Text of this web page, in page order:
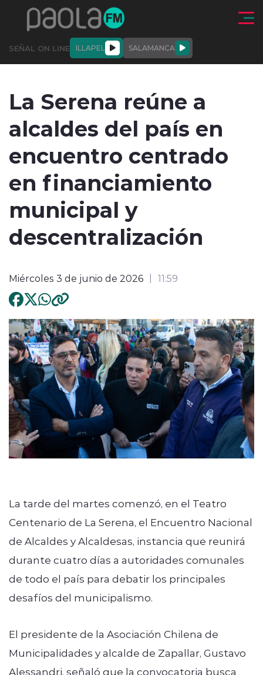
Click acá para ir directamente al contenido
SEÑAL ON LINE ILLAPEL SALAMANCA
modo claro
La Serena reúne a
alcaldes del país en
encuentro centrado
en financiamiento
municipal y
descentralización
Miércoles 3 de junio de 2026 11:59
La tarde del martes comenzó, en el Teatro
Centenario de La Serena, el Encuentro Nacional
de Alcaldes y Alcaldesas, instancia que reunirá
durante cuatro días a autoridades comunales
de todo el país para debatir los principales
desafíos del municipalismo.
El presidente de la Asociación Chilena de
Municipalidades y alcalde de Zapallar, Gustavo
Alessandri, señaló que la convocatoria busca